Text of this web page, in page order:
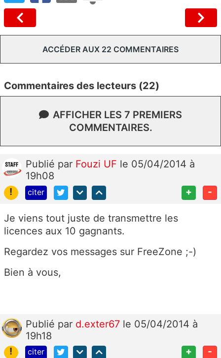
ACCÉDER AUX 22 COMMENTAIRES
Commentaires des lecteurs (22)
AFFICHER LES 7 PREMIERS
COMMENTAIRES.
Publié par Fouzi UF le 05/04/2014 à
19h08
!
citer + -
Je viens tout juste de transmettre les
licences aux 10 gagnants.
Regardez vos messages sur FreeZone ;-)
Bien à vous,
Publié par d.exter67 le 05/04/2014 à
19h18
!
citer + -